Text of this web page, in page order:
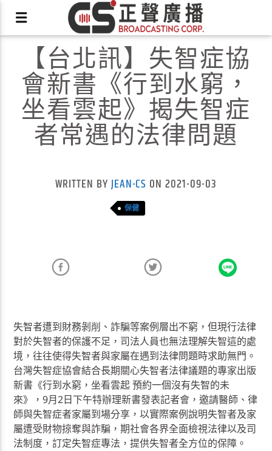
X
【台北訊】失智症協
會新書《行到水窮，
坐看雲起》揭失智症
者常遇的法律問題
WRITTEN BY JEAN-CS ON 2021-09-03
保健
失智者遭到財務剝削、詐騙等案例層出不窮，但現行法律
對於失智者的保護不足，司法人員也無法理解失智這的處
境，往往使得失智者與家屬在遇到法律問題時求助無門。
台灣失智症協會結合長期關心失智者法律議題的專家出版
新書《行到水窮，坐看雲起 預約一個沒有失智的未
來》，9月2日下午特辦理新書發表記者會，邀請醫師、律
師與失智症者家屬到場分享，以實際案例說明失智者及家
屬遭受財物掠奪與詐騙，期社會各界全面檢視法律以及司
法制度，訂定失智症專法，提供失智者全方位的保障。